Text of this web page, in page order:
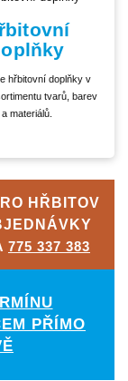
hřbitovní doplňky v
tvarů, barev
a materiálů.
HŘBITOV
775 337 383
PŘÍMO